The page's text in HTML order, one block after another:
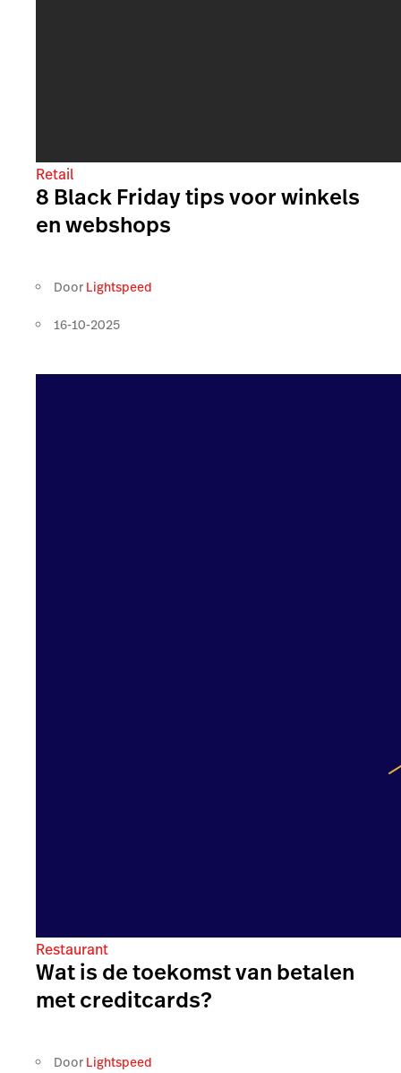
Retail
8 Black Friday tips voor winkels
en webshops
Door Lightspeed
16-10-2025
Restaurant
Wat is de toekomst van betalen
met creditcards?
Door Lightspeed